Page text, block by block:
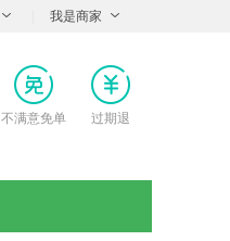
我是商家
不满意免单 过期退